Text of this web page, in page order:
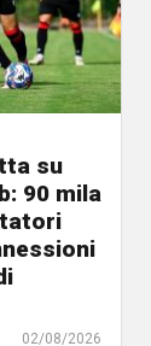
su
90 mila
02/08/2026